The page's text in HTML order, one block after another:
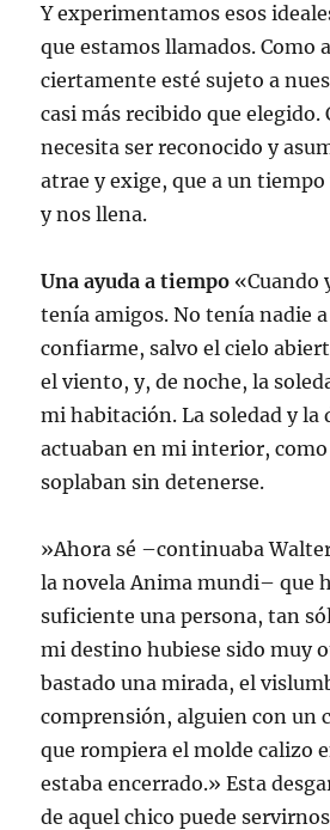
Y experimentamos esos
que estamos llamados. Como
ciertamente esté sujeto a
casi más recibido que elegido.
necesita ser reconocido y
atrae y exige, que a un
y nos llena.
Una ayuda a tiempo «Cuando
tenía amigos. No tenía nadie
confiarme, salvo el cielo
el viento, y, de noche, la
mi habitación. La soledad y la
actuaban en mi interior, como
soplaban sin detenerse.
»Ahora sé –continuaba
la novela Anima mundi– que
suficiente una persona, tan
mi destino hubiese sido muy
bastado una mirada, el
comprensión, alguien con un
que rompiera el molde calizo
estaba encerrado.» Esta
de aquel chico puede